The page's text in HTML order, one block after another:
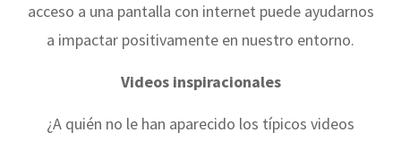
acceso a una pantalla con internet puede ayudarnos
a impactar positivamente en nuestro entorno.
Videos inspiracionales
¿A quién no le han aparecido los típicos videos